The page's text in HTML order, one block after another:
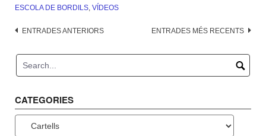
ESCOLA DE BORDILS VÍDEOS
Navegació
ENTRADES ANTERIORS ENTRADES MÉS RECENTS
CATEGORIES